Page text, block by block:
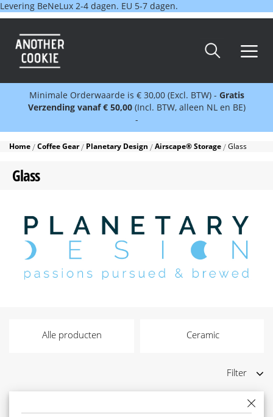
Levering BeNeLux 2-4 dagen. EU 5-7 dagen.
Minimale Orderwaarde is € 30,00 (Excl. BTW) - Gratis
Verzending vanaf € 50,00 (Incl. BTW, alleen NL en BE)
-
Home Coffee Gear Planetary Design Airscape® Storage Glass
Glass
Alle producten Ceramic
Filter